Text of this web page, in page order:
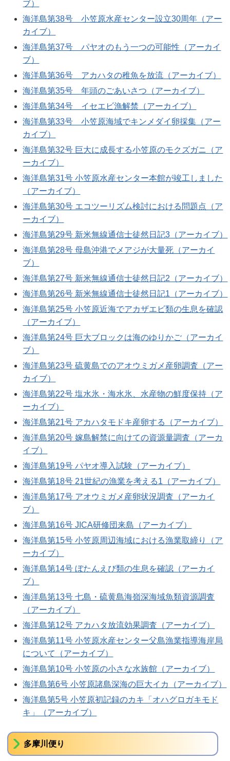
ブ）
海洋島第38号 小笠原水産センター設立30周年（アー
カイブ）
海洋島第37号 パヤオのもう一つの可能性（アーカイ
ブ）
海洋島第36号 アカハタの稚魚を放流（アーカイブ）
海洋島第35号 年頭のごあいさつ（アーカイブ）
海洋島第34号 イセエビ漁解禁（アーカイブ）
海洋島第33号 小笠原海域でキンメダイ卵採集（アー
カイブ）
海洋島第32号 巨大に成長する小笠原のモクズガニ（ア
ーカイブ）
海洋島第31号 小笠原水産センター本館が竣工しました
（アーカイブ）
海洋島第30号 エコツーリズム検討における問題点（ア
ーカイブ）
海洋島第29号 新米無線通信士徒然日記3（アーカイブ）
海洋島第28号 母島沖港でメアジが大量死（アーカイ
ブ）
海洋島第27号 新米無線通信士徒然日記2（アーカイブ）
海洋島第26号 新米無線通信士徒然日記1（アーカイブ）
海洋島第25号 小笠原近海でアカザエビ類の生息を確認
（アーカイブ）
海洋島第24号 巨大ブロックは海のゆりかご（アーカイ
ブ）
海洋島第23号 硫黄島でのアオウミガメ産卵調査（アー
カイブ）
海洋島第22号 塩水氷・海水氷、水産物の鮮度保持（ア
ーカイブ）
海洋島第21号 アカハタモドキ産卵する（アーカイブ）
海洋島第20号 嫁島解禁に向けての資源量調査（アーカ
イブ）
海洋島第19号 パヤオ導入試験（アーカイブ）
海洋島第18号 21世紀の漁業を考える1（アーカイブ）
海洋島第17号 アオウミガメ産卵状況調査（アーカイ
ブ）
海洋島第16号 JICA研修団来島（アーカイブ）
海洋島第15号 小笠原周辺海域における漁業取締り（ア
ーカイブ）
海洋島第14号 ぼたんえび類の生息を確認（アーカイ
ブ）
海洋島第13号 七島・硫黄島海嶺深海域魚類資源調査
（アーカイブ）
海洋島第12号 アカハタ放流効果調査（アーカイブ）
海洋島第11号 小笠原水産センター父島漁業指導海岸局
について（アーカイブ）
海洋島第10号 小笠原の小さな水族館（アーカイブ）
海洋島第6号 小笠原諸島深海の巨大イカ（アーカイブ）
海洋島第5号 小笠原初記録のカキ「オハグロガキモド
キ」（アーカイブ）
多摩川便り